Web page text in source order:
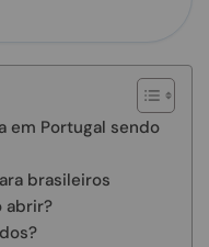
em Portugal sendo
brasileiros
abrir?